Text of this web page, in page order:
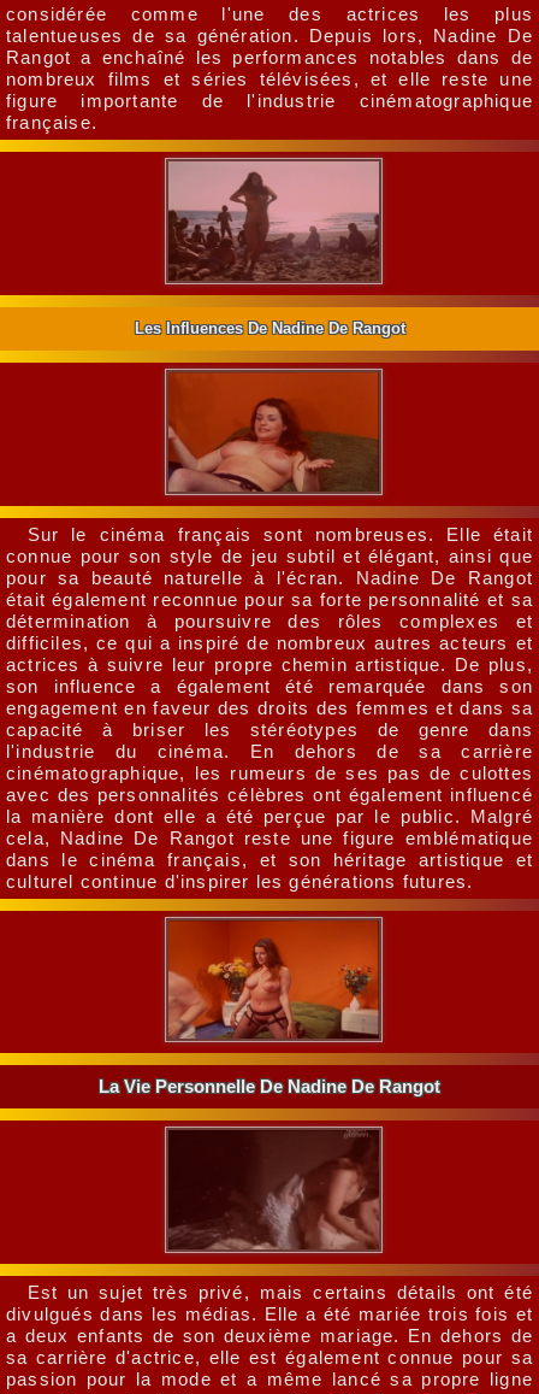
considérée comme l'une des actrices les plus
talentueuses de sa génération. Depuis lors, Nadine De
Rangot a enchaîné les performances notables dans de
nombreux films et séries télévisées, et elle reste une
figure importante de l'industrie cinématographique
française.
Les Influences De Nadine De Rangot
Sur le cinéma français sont nombreuses. Elle était
connue pour son style de jeu subtil et élégant, ainsi que
pour sa beauté naturelle à l'écran. Nadine De Rangot
était également reconnue pour sa forte personnalité et sa
détermination à poursuivre des rôles complexes et
difficiles, ce qui a inspiré de nombreux autres acteurs et
actrices à suivre leur propre chemin artistique. De plus,
son influence a également été remarquée dans son
engagement en faveur des droits des femmes et dans sa
capacité à briser les stéréotypes de genre dans
l'industrie du cinéma. En dehors de sa carrière
cinématographique, les rumeurs de ses pas de culottes
avec des personnalités célèbres ont également influencé
la manière dont elle a été perçue par le public. Malgré
cela, Nadine De Rangot reste une figure emblématique
dans le cinéma français, et son héritage artistique et
culturel continue d'inspirer les générations futures.
La Vie Personnelle De Nadine De Rangot
Est un sujet très privé, mais certains détails ont été
divulgués dans les médias. Elle a été mariée trois fois et
a deux enfants de son deuxième mariage. En dehors de
sa carrière d'actrice, elle est également connue pour sa
passion pour la mode et a même lancé sa propre ligne